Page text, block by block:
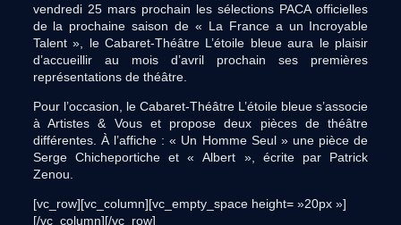
vendredi 25 mars prochain les sélections PACA officielles
de la prochaine saison de « La France a un Incroyable
Talent », le Cabaret-Théâtre L’étoile bleue aura le plaisir
d’accueillir au mois d’avril prochain ses premières
représentations de théâtre.
Pour l’occasion, le Cabaret-Théâtre L’étoile bleue s’associe
à Artistes & Vous et propose deux pièces de théâtre
différentes. À l’affiche : « Un Homme Seul » une pièce de
Serge Chicheportiche et « Albert », écrite par Patrick
Zenou.
[vc_row][vc_column][vc_empty_space height= »20px »]
[/vc_column][/vc_row]